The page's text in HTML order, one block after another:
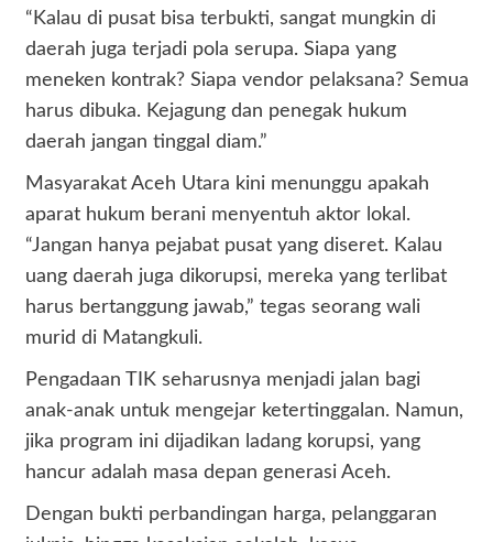
“Kalau di pusat bisa terbukti, sangat mungkin di
daerah juga terjadi pola serupa. Siapa yang
meneken kontrak? Siapa vendor pelaksana? Semua
harus dibuka. Kejagung dan penegak hukum
daerah jangan tinggal diam.”
Masyarakat Aceh Utara kini menunggu apakah
aparat hukum berani menyentuh aktor lokal.
“Jangan hanya pejabat pusat yang diseret. Kalau
uang daerah juga dikorupsi, mereka yang terlibat
harus bertanggung jawab,” tegas seorang wali
murid di Matangkuli.
Pengadaan TIK seharusnya menjadi jalan bagi
anak-anak untuk mengejar ketertinggalan. Namun,
jika program ini dijadikan ladang korupsi, yang
hancur adalah masa depan generasi Aceh.
Dengan bukti perbandingan harga, pelanggaran